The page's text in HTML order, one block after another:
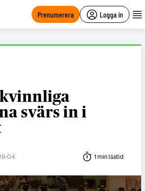
Prenumerera Logga in
svärs in i
04 1 min lästid